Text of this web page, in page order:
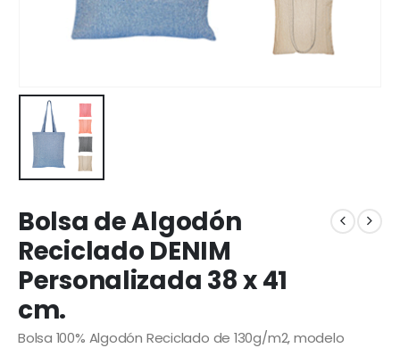
Bolsa de Algodón
Reciclado DENIM
Personalizada 38 x 41
cm.
Bolsa 100% Algodón Reciclado de 130g/m2, modelo